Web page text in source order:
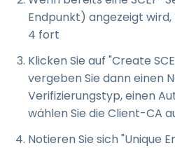
Endpunkt) angezeigt
4 fort
Klicken Sie auf "Create
vergeben Sie dann einen
Verifizierungstyp, einen
wählen Sie die Client-CA
Notieren Sie sich "Unique